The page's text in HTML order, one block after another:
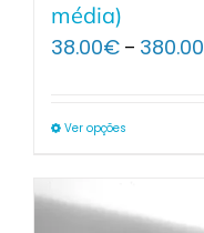
média)
38.00€ – 380.00
Ver opções